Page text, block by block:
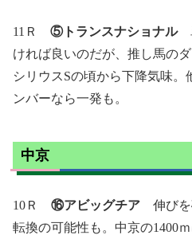
11Ｒ ⑤トランスナショナル
ければ良いのだが、推し馬の
シリウスSの頃から下降気味。
ンバーなら一発も。
中京
10Ｒ ⑯アビッグチア 伸びを
転換の可能性も。中京の1400